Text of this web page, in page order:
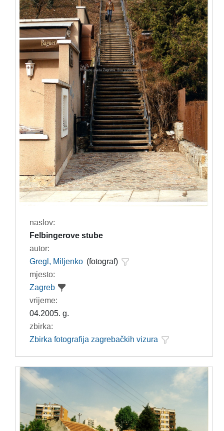
naslov:
Felbingerove stube
autor:
Gregl, Miljenko (fotograf)
mjesto:
Zagreb
vrijeme:
04.2005. g.
zbirka:
Zbirka fotografija zagrebačkih vizura